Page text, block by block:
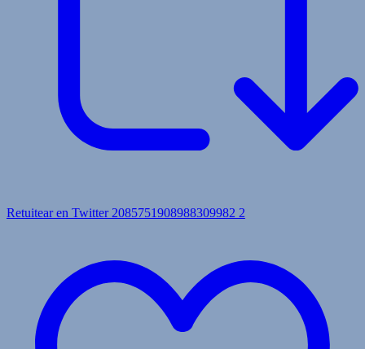
Retuitear en Twitter 2085751908988309982 2